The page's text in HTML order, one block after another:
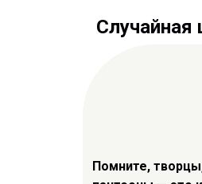
Случайная
Помните,